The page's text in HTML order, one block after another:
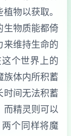
物以获取。
生物质能都倚
来维持生命的
个世界上的
族体内所积蓄
时间无法积蓄
而精灵则可以
个同样将魔